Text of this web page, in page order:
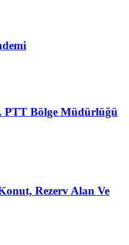
PTT Bölge Müdürlüğü
Rezerv Alan Ve